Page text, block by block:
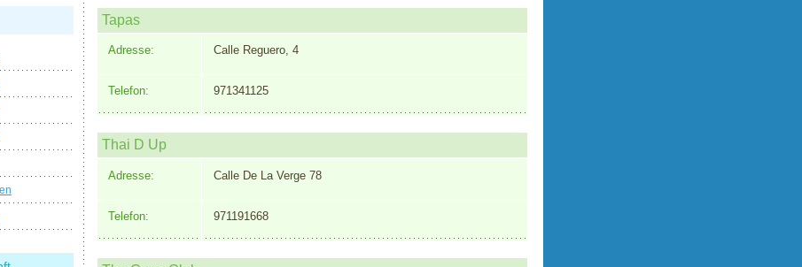
Tapas
Adresse: Calle Reguero, 4
Telefon: 971341125
Thai D Up
Adresse: Calle De La Verge 78
Telefon: 971191668